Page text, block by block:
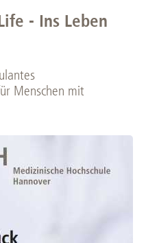
- Ins Leben
Menschen mit